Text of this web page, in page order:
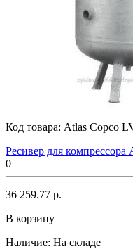
Код товара: Atlas Copco
Ресивер для компрессора
0
36 259.77 р.
В корзину
Наличие: На складе